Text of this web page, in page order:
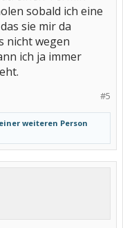
sobald ich eine
sie mir da
nicht wegen
ich ja immer
#5
einer weiteren Person